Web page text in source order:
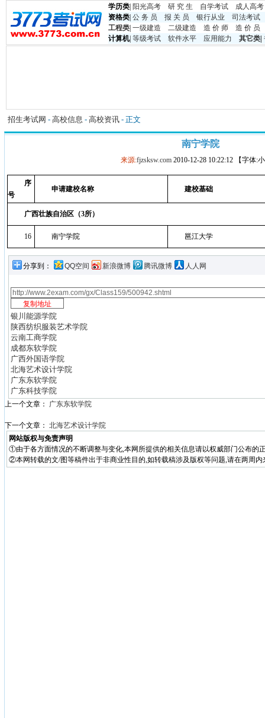
学历类 阳光高考 研 究 生 自学考试
成人高考
资格类 公 务 员 报 关 员 银行从业
司法考试
工程类 一级建造 二级建造 造 价 师
造 价 员
计算机| 等级考试 软件水平 应用能力 其它类
招生考试网 - 高校信息 - 高校资讯 - 正文
南宁学院
来源:fjzsksw.com 2010-12-28 10:22:12 【字体:
序
号
申请建校名称 建校基础
广西壮族自治区（3所）
16 南宁学院 邕江大学
分享到： QQ空间 新浪微博 腾讯微博 人人网
银川能源学院
陕西纺织服装艺术学院
云南工商学院
成都东软学院
广西外国语学院
北海艺术设计学院
广东东软学院
广东科技学院
上一个文章： 广东东软学院
下一个文章： 北海艺术设计学院
网站版权与免责声明
①由于各方面情况的不断调整与变化,本网所提供的相关信息请以权威部门公布的
②本网转载的文/图等稿件出于非商业性目的,如转载稿涉及版权等问题,请在两周内